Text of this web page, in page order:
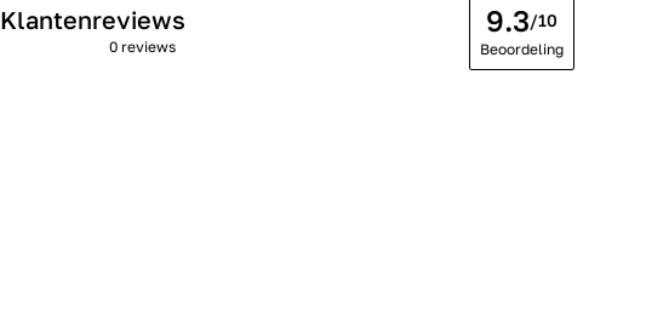
Klantenreviews
0 reviews
9.3/10
Beoordeling